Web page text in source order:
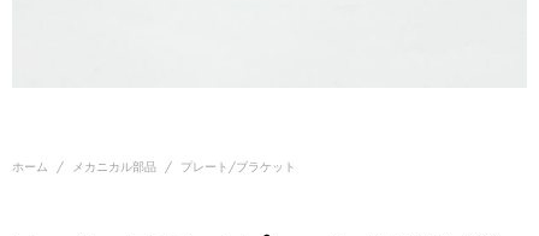
ホーム / メカニカル部品 / プレート/ブラケット